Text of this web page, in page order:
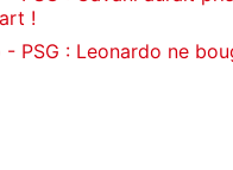
!
- PSG : Leonardo ne